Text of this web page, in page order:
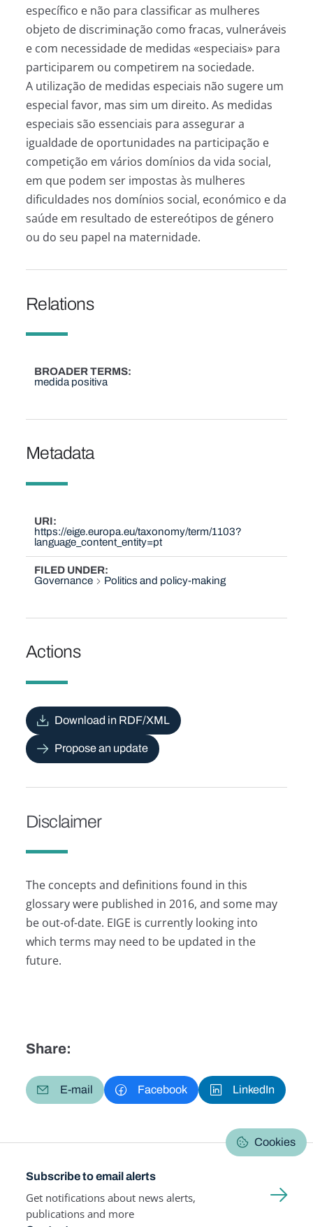
específico e não para classificar as mulheres
objeto de discriminação como fracas, vulneráveis
e com necessidade de medidas «especiais» para
participarem ou competirem na sociedade.
A utilização de medidas especiais não sugere um
especial favor, mas sim um direito. As medidas
especiais são essenciais para assegurar a
igualdade de oportunidades na participação e
competição em vários domínios da vida social,
em que podem ser impostas às mulheres
dificuldades nos domínios social, económico e da
saúde em resultado de estereótipos de género
ou do seu papel na maternidade.
Relations
BROADER TERMS
medida positiva
Metadata
URI
https://eige.europa.eu/taxonomy/term/1103?
language_content_entity=pt
FILED UNDER
Governance
Politics and policy-making
Actions
Download in RDF/XML
Propose an update
Disclaimer
The concepts and definitions found in this
glossary were published in 2016, and some may
be out-of-date. EIGE is currently looking into
which terms may need to be updated in the
future.
Share:
E-mail Facebook LinkedIn
Cookies
Subscribe to email alerts
Get notifications about news alerts,
publications and more